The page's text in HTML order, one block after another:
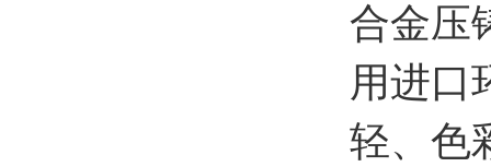
合金压
用进口
轻、色